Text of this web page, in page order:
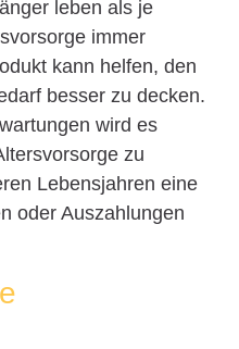
leben als je
immer
kann helfen, den
besser zu decken.
wird es
zu
Lebensjahren eine
oder Auszahlungen